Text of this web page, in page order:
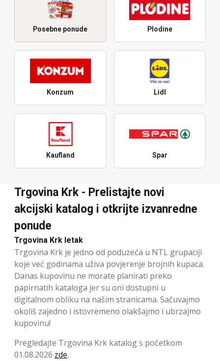
Posebne ponude Plodine
Konzum Lidl
Kaufland Spar
Trgovina Krk - Prelistajte novi
akcijski katalog i otkrijte izvanredne
ponude
Trgovina Krk letak
Trgovina Krk je jedno od poduzeća u NTL grupaciji
koje već godinama uživa povjerenje brojnih kupaca.
Danas kupovinu ne morate planirati preko
papirnatih kataloga jer su oni dostupni u
digitalnom obliku na našim stranicama. Sačuvajmo
okoliš zajedno i istovremeno olakšajmo i ubrzajmo
kupovinu!
Pregledajte Trgovina Krk katalog s početkom
01.08.2026 zde.